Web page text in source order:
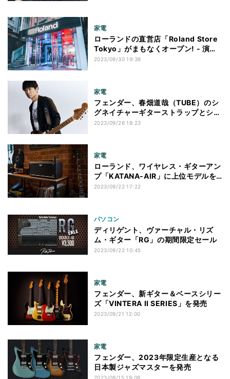
家電
ローランドの直営店「Roland Store
Tokyo」がまもなくオープン! - 演奏
できない人もクリエィティブになれる
2023/09/30 19:38
家電
フェンダー、春畑道哉（TUBE）のシ
グネイチャーギターストラップとシー
ルド
2023/09/26 18:23
家電
ローランド、ワイヤレス・ギターアン
プ「KATANA-AIR」に上位モデルを
追加
2023/09/22 17:22
パソコン
ディリゲント、ヴァーチャル・リズ
ム・ギター「RG」の期間限定セール
2023/09/22 10:45
家電
フェンダー、新ギター＆ベースシリー
ズ「VINTERA II SERIES」を発売
2023/09/21 12:00
家電
フェンダー、2023年限定生産となる
日本製ジャズマスターを発売
2023/09/15 19:08